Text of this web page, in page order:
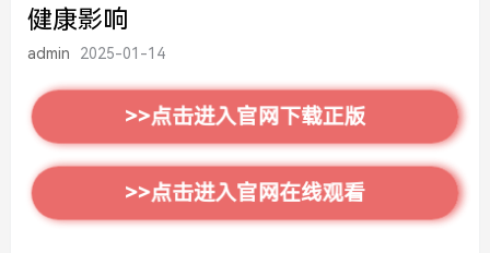
健康影响
admin 2025-01-14
>>点击进入官网下载正版
>>点击进入官网在线观看